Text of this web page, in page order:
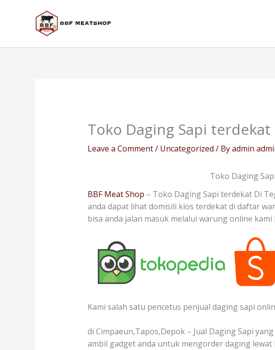
Toko Daging Sapi
Leave a Comment/ Uncategorized / Byadmin
Toko Daging
BBF Meat Shop – Toko Daging Sapi terdekat Di
anda dapat lihat domisili kios terdekat di daftar
bisa anda jalan masuk melalui warung online
Kami salah satu pencetus penjual daging sapi
di Cimpaeun,Tapos,Depok – Jual Daging Sapi
ambil gadget anda untuk mengorder daging